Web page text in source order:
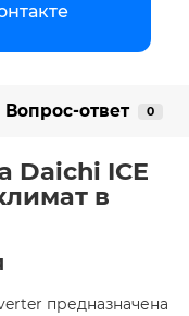
Вопрос-ответ 0
Daichi ICE
в
предназначена